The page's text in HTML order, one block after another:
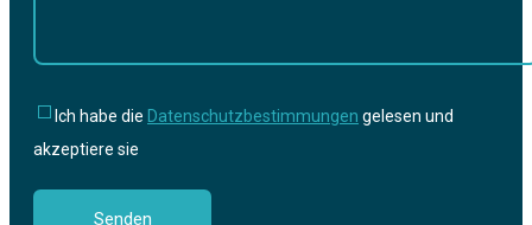
Ich habe die Datenschutzbestimmungen gelesen und
akzeptiere sie